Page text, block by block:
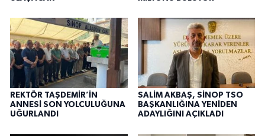
REKTÖR TAŞDEMİR’İN
ANNESİ SON YOLCULUĞUNA
UĞURLANDI
SALİM AKBAŞ, SİNOP TSO
BAŞKANLIĞINA YENİDEN
ADAYLIĞINI AÇIKLADI